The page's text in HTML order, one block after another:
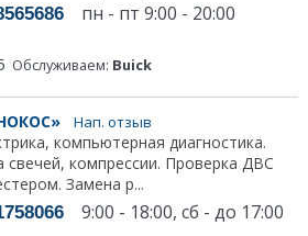
пн - пт 9:00 - 20:00
Обслуживаем: Buick
Нап. отзыв
компьютерная диагностика.
свечей, компрессии. Проверка ДВС
Замена р...
9:00 - 18:00, сб - до 17:00